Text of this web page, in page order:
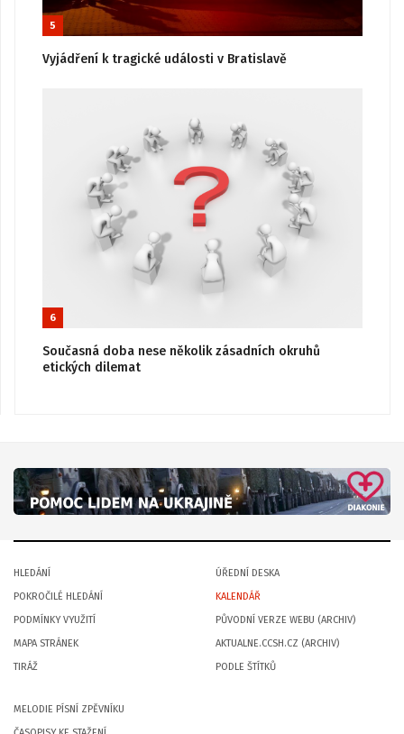
5
Vyjádření k tragické události v Bratislavě
6
Současná doba nese několik zásadních okruhů
etických dilemat
HLEDÁNÍ
POKROČILÉ HLEDÁNÍ
PODMÍNKY VYUŽITÍ
MAPA STRÁNEK
TIRÁŽ
ÚŘEDNÍ DESKA
KALENDÁŘ
PŮVODNÍ VERZE WEBU (ARCHIV)
AKTUALNE.CCSH.CZ (ARCHIV)
PODLE ŠTÍTKŮ
MELODIE PÍSNÍ ZPĚVNÍKU